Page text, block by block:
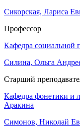
Сикорская, Лариса
Профессор
Кафедра социальной
Силина, Ольга
Старший
Кафедра фонетики и
Аракина
Симонов, Николай